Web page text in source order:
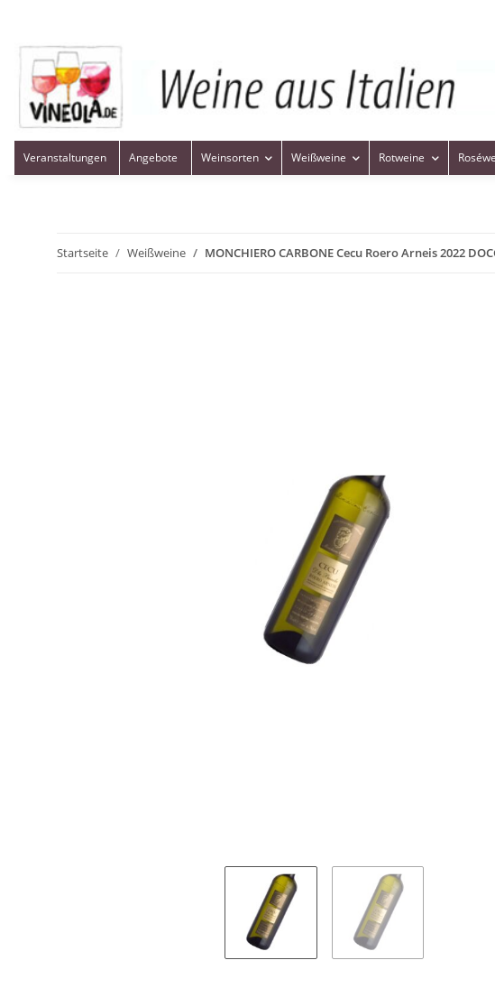
Veranstaltungen Angebote Weinsorten Weißweine Rotweine
Startseite Weißweine MONCHIERO CARBONE Cecu Roero Arneis 2022